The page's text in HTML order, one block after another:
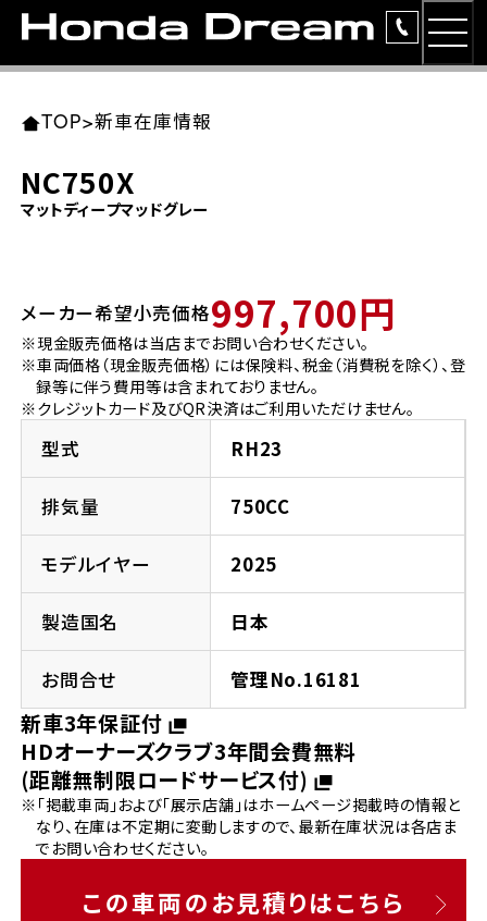
ラインアップ
レンタルバイク
洋用品
イベント
法人向けサービス
お問い合わせ
TOP>新車在庫情報
NC750X
マットディープマッドグレー
メーカー希望小売価格997,700円
※現金販売価格は当店までお問い合わせください。
※車両価格（現金販売価格）には保険料、税金（消費税を除く）、登
録等に伴う費用等は含まれておりません。
※クレジットカード及びQR決済はご利用いただけません。
型式 RH23
排気量 750CC
モデルイヤー 2025
製造国名 日本
お問合せ 管理No.16181
新車3年保証付
HDオーナーズクラブ3年間会費無料
(距離無制限ロードサービス付)
※「掲載車両」および「展示店舗」はホームページ掲載時の情報と
なり、在庫は不定期に変動しますので、最新在庫状況は各店ま
でお問い合わせください。
この車両のお見積りはこちら
東北エリア 店舗一覧
岩手県
宮城県
ホンダドリーム 仙台泉
ホンダドリーム 宮城岩沼
福島県
ホンダドリーム 郡山
関東エリア 店舗一覧
東京都
ホンダドリーム 西東京
ホンダドリーム 練馬
ホンダドリーム 板橋
ホンダドリーム 葛飾
ホンダドリーム 大田
ホンダドリーム 立川
神奈川県
ホンダドリーム 磯子
ホンダドリーム 横浜都筑
中部エリア 店舗一覧
愛知県
ホンダドリーム 名古屋南
ホンダドリーム 小牧
ホンダドリーム 名古屋東
ホンダドリーム 一宮
ホンダドリーム 豊橋
ホンダドリーム 名古屋上小田井
岐阜県
ホンダドリーム 岐阜
近畿エリア 店舗一覧
大阪府
ホンダドリーム 箕面
ホンダドリーム 藤井寺
ホンダドリーム 東淀川
ホンダドリーム 豊中
京都府
ホンダドリーム 京都伏見
ホンダドリーム 京都北山
兵庫県
ホンダドリーム 神戸灘
中国・四国エリア 店舗一覧
岡山県
広島県
ホンダドリーム 広島
ホンダドリーム 福山
徳島県
ホンダドリーム 徳島
香川県
ホンダドリーム 高松
高知県
九州エリア 店舗一覧
福岡県
ホンダドリーム 福岡東
ホンダドリーム 久留米
ホンダドリーム 福岡春日
ホンダドリーム 福岡西
熊本県
ホンダドリーム 熊本